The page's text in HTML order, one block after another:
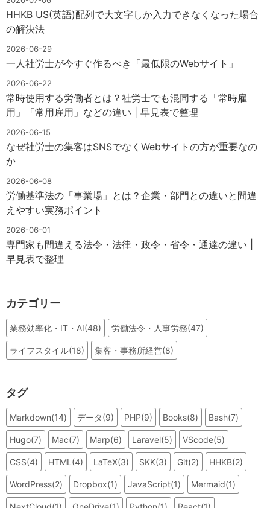
HHKB US(英語)配列で大文字しか入力できなくなった場合
の解決法
2026-06-29
一人社労士が今すぐ作るべき「最低限のWebサイト」
2026-06-22
常時使用する労働者とは？社労士でも混同する「常時雇
用」「常用雇用」などの違い | 早見表で整理
2026-06-15
なぜ社労士の集客はSNSでなくWebサイトの方が重要なの
か
2026-06-08
労働基準法の「事業場」とは？企業・部門との違いと間違
えやすい実務ポイント
2026-06-01
専門家も間違える法令・法律・政令・省令・通達の違い |
早見表で整理
カテゴリー
業務効率化・IT・AI(48) 労働法令・人事労務(47)
ライフスタイル(18) 集客・事務所経営(8)
タグ
Markdown(14) データ(9) PHP(9) Books(8) Bash(7)
Hugo(7) Mac(7) Marp(6) Laravel(5) VScode(5)
CSS(4) HTML(4) LaTeX(3) SKK(3) Git(2) HHKB(2)
WordPress(2) Dropbox(1) JavaScript(1) Mermaid(1)